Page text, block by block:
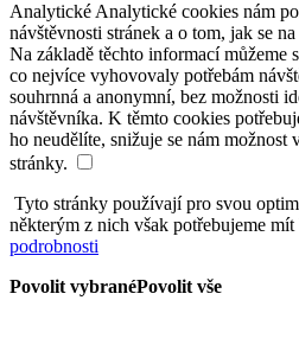
Analytické Analytické cookies nám
návštěvnosti stránek a o tom, jak se
Na základě těchto informací můžeme
co nejvíce vyhovovaly potřebám
souhrnná a anonymní, bez možnosti
návštěvníka. K těmto cookies
ho neudělíte, snižuje se nám možnost
stránky.
Tyto stránky používají pro svou
některým z nich však potřebujeme mít
podrobnosti
Povolit vybranéPovolit vše